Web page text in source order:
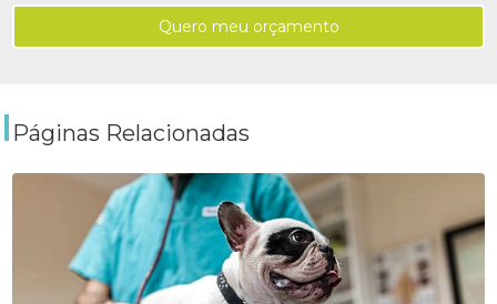
Quero meu orçamento
Páginas Relacionadas